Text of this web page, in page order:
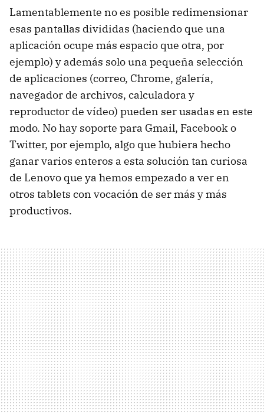
Lamentablemente no es posible redimensionar
esas pantallas divididas (haciendo que una
aplicación ocupe más espacio que otra, por
ejemplo) y además solo una pequeña selección
de aplicaciones (correo, Chrome, galería,
navegador de archivos, calculadora y
reproductor de vídeo) pueden ser usadas en este
modo. No hay soporte para Gmail, Facebook o
Twitter, por ejemplo, algo que hubiera hecho
ganar varios enteros a esta solución tan curiosa
de Lenovo que ya hemos empezado a ver en
otros tablets con vocación de ser más y más
productivos.